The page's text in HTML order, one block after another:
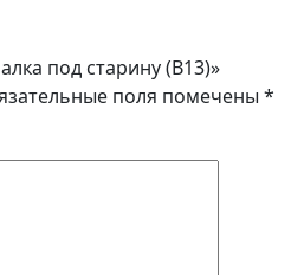
под старину (B13)»
поля помечены *